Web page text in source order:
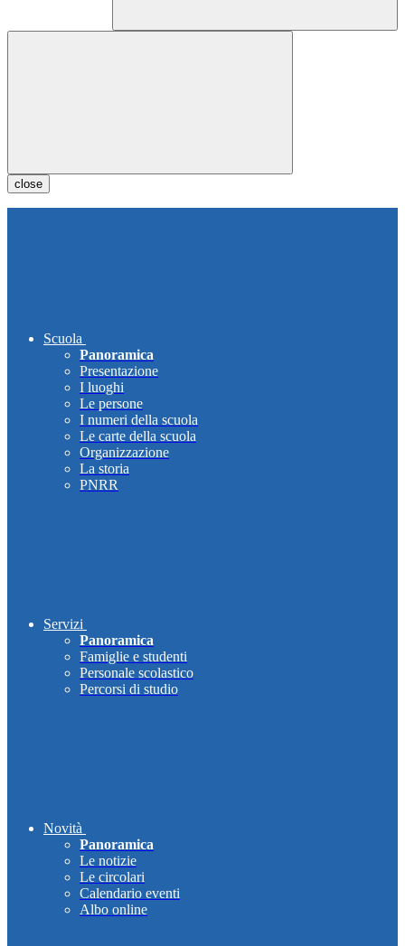
close
Scuola
Panoramica
Presentazione
I luoghi
Le persone
I numeri della scuola
Le carte della scuola
Organizzazione
La storia
PNRR
Servizi
Panoramica
Famiglie e studenti
Personale scolastico
Percorsi di studio
Novità
Panoramica
Le notizie
Le circolari
Calendario eventi
Albo online